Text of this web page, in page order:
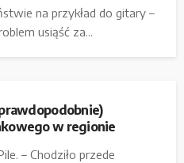
na przykład do gitary –
usiąść za...
w regionie
– Chodziło przede